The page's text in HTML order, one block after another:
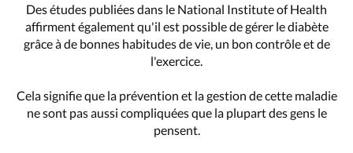
Des études publiées dans le National Institute of Health
affirment également qu'il est possible de gérer le diabète
grâce à de bonnes habitudes de vie, un bon contrôle et de
l'exercice.
Cela signifie que la prévention et la gestion de cette maladie
ne sont pas aussi compliquées que la plupart des gens le
pensent.